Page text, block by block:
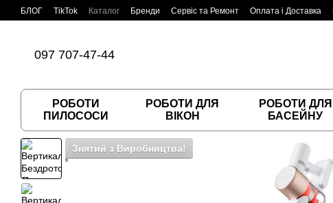
Перейти до основного контенту
БЛОГ TikTok Каталог Бренди Сервіс та Ремонт Оплата і Доставка
097 707-47-44
РОБОТИ
ПИЛОСОСИ
РОБОТИ ДЛЯ
ВІКОН
РОБОТИ ДЛЯ
БАСЕЙНУ
Знятий з Виробництва!